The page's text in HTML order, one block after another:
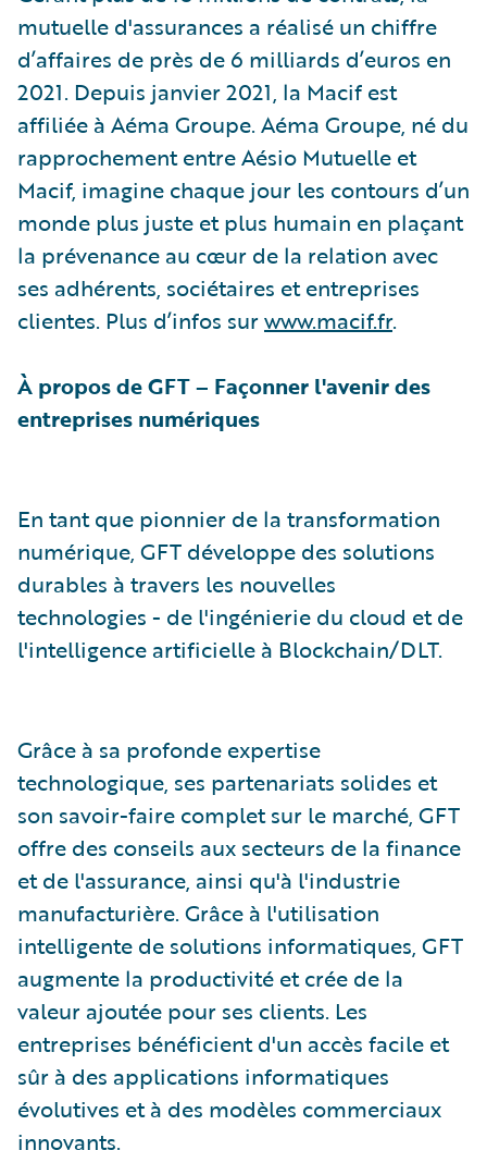
mutuelle d'assurances a réalisé un chiffre
d’affaires de près de 6 milliards d’euros en
2021. Depuis janvier 2021, la Macif est
affiliée à Aéma Groupe. Aéma Groupe, né du
rapprochement entre Aésio Mutuelle et
Macif, imagine chaque jour les contours d’un
monde plus juste et plus humain en plaçant
la prévenance au cœur de la relation avec
ses adhérents, sociétaires et entreprises
clientes. Plus d’infos surwww.macif.fr.
À propos de GFT – Façonner l'avenir des
entreprises numériques
En tant que pionnier de la transformation
numérique, GFT développe des solutions
durables à travers les nouvelles
technologies - de l'ingénierie du cloud et de
l'intelligence artificielle à Blockchain/DLT.
Grâce à sa profonde expertise
technologique, ses partenariats solides et
son savoir-faire complet sur le marché, GFT
offre des conseils aux secteurs de la finance
et de l'assurance, ainsi qu'à l'industrie
manufacturière. Grâce à l'utilisation
intelligente de solutions informatiques, GFT
augmente la productivité et crée de la
valeur ajoutée pour ses clients. Les
entreprises bénéficient d'un accès facile et
sûr à des applications informatiques
évolutives et à des modèles commerciaux
innovants.